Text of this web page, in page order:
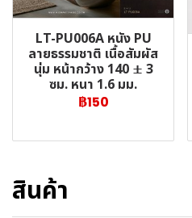
LT-PU006A หนัง PU
ลายธรรมชาติ เนื้อสัมผัส
นุ่ม หน้ากว้าง 140 ± 3
ซม. หนา 1.6 มม.
฿150
สินค้า